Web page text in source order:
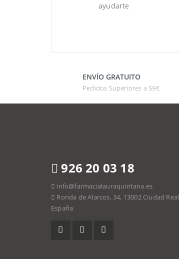
ayudarte
ENVÍO GRATUITO
Pedidos Superiores a 59€
926 20 03 18
info@farmacialauraquintana.es
Ronda de Alarcos, 34, 13002 Ciudad Real
España